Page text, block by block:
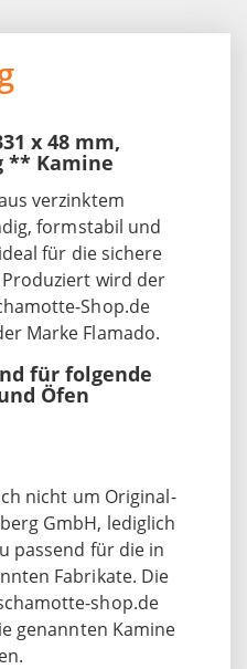
x 48 mm,
** Kamine
verzinktem
formstabil und
für die sichere
wird der
Shop.de
Marke Flamado.
für folgende
Öfen
nicht um Original-
GmbH, lediglich
passend für die in
Fabrikate. Die
shop.de
genannten Kamine